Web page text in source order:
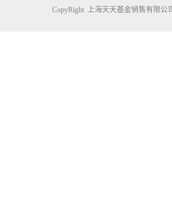
CopyRight 上海天天基金销售有限